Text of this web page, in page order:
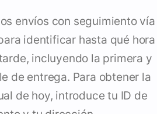
envíos con seguimiento vía
identificar hasta qué hora
incluyendo la primera y
de entrega. Para obtener la
de hoy, introduce tu ID de